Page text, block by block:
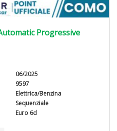
Progressive
06/2025
9597
Elettrica/Benzina
Sequenziale
Euro 6d